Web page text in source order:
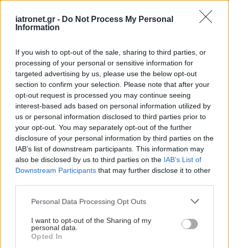
iatronet.gr - Do Not Process My Personal
Information
If you wish to opt-out of the sale, sharing to third parties, or
processing of your personal or sensitive information for
targeted advertising by us, please use the below opt-out
section to confirm your selection. Please note that after your
opt-out request is processed you may continue seeing
interest-based ads based on personal information utilized by
us or personal information disclosed to third parties prior to
your opt-out. You may separately opt-out of the further
disclosure of your personal information by third parties on the
IAB’s list of downstream participants. This information may
also be disclosed by us to third parties on the IAB’s List of
Downstream Participants that may further disclose it to other
Please note that this website/app uses one or more Google
not limited to your visit or usage behaviour. You may click to
grant or deny consent to Google and its third-party tags to
use your data for below specified purposes in below Google
Personal Data Processing Opt Outs
I want to opt-out of the Sharing of my
personal data.
Opted In
προώθηση των βέλτιστων πρακτικών για τη
προληπτικών μέτρωνγια τη μείωση της
εμφάνισης και της εξάπλωσης ανθεκτικών στα
φάρμακα λοιμώξεων
, καθώς και την εφαρμογή
τωνσωστών πρακτικών για την απόρριψη
μολυσμένων με αντιμικροβιακά αποβλήτων".
Προσθέστε το iatronet.gr στο Discover
Ειδήσεις υγείας σήμερα
Σημάδια διπολικής διαταραχής
Αδ. Γεωργιάδης στη Ρόδο: ''Σε ενάμιση χρόνο, το
νοσοκομείο θα είναι καινούργιο''- 'Αμεσα μέτρα